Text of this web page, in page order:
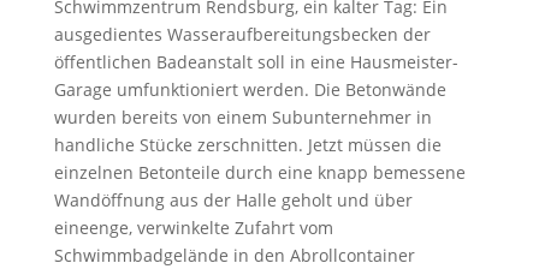
Schwimmzentrum Rendsburg, ein kalter Tag: Ein
ausgedientes Wasseraufbereitungsbecken der
öffentlichen Badeanstalt soll in eine Hausmeister-
Garage umfunktioniert werden. Die Betonwände
wurden bereits von einem Subunternehmer in
handliche Stücke zerschnitten. Jetzt müssen die
einzelnen Betonteile durch eine knapp bemessene
Wandöffnung aus der Halle geholt und über
eineenge, verwinkelte Zufahrt vom
Schwimmbadgelände in den Abrollcontainer